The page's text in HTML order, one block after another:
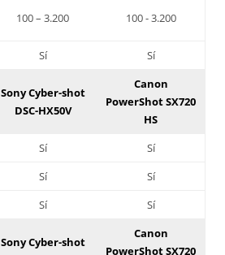
100 – 3.200 100 - 3.200
Sí Sí
Sony Cyber-shot
DSC-HX50V
Canon
PowerShot SX720
HS
Sí
Sí
Sí
Sí
Sí Sí
Sony Cyber-shot
Canon
PowerShot SX720